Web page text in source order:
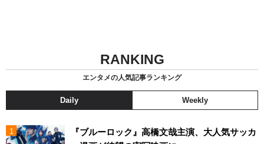
RANKING
エンタメの人気記事ランキング
Daily Weekly
『ブルーロック』高橋文哉主演、大人気サッカ